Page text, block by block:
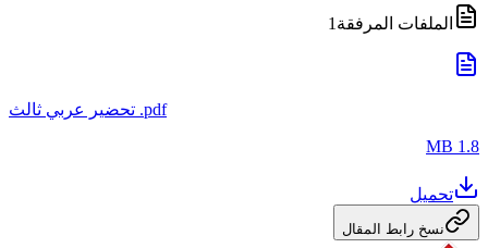
الملفات المرفقة 1
تحضير عربي ثالث .pdf
1.8 MB
تحميل
نسخ رابط المقال